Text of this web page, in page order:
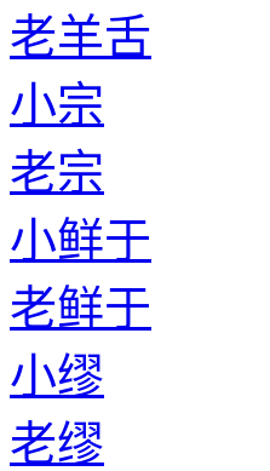
老羊舌
小宗
老宗
小鲜于
老鲜于
小缪
老缪